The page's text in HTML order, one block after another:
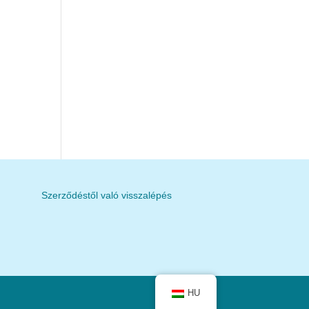
Szerződéstől való visszalépés
HU